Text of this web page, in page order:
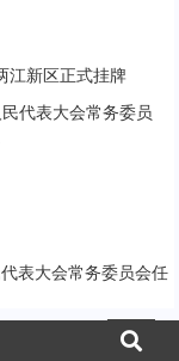
江新区正式挂牌
表大会常务委员会任